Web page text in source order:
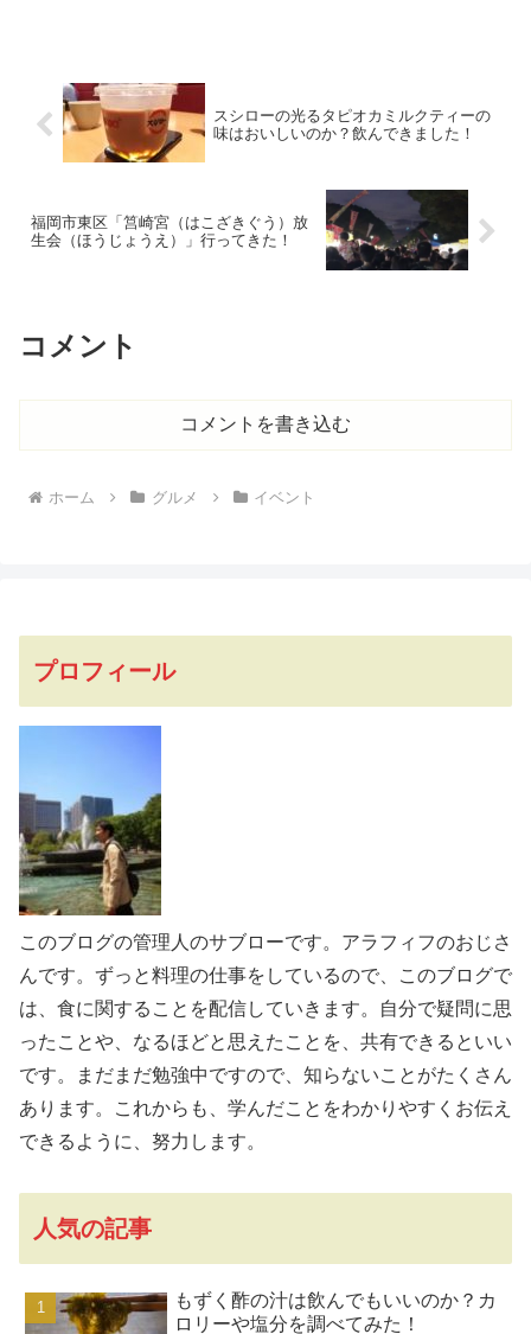
スシローの光るタピオカミルクティーの
味はおいしいのか？飲んできました！
福岡市東区「筥崎宮（はこざきぐう）放
生会（ほうじょうえ）」行ってきた！
コメント
コメントを書き込む
ホーム グルメ イベント
プロフィール
このブログの管理人のサブローです。アラフィフのおじさ
んです。ずっと料理の仕事をしているので、このブログで
は、食に関することを配信していきます。自分で疑問に思
ったことや、なるほどと思えたことを、共有できるといい
です。まだまだ勉強中ですので、知らないことがたくさん
あります。これからも、学んだことをわかりやすくお伝え
できるように、努力します。
人気の記事
もずく酢の汁は飲んでもいいのか？カ
ロリーや塩分を調べてみた！